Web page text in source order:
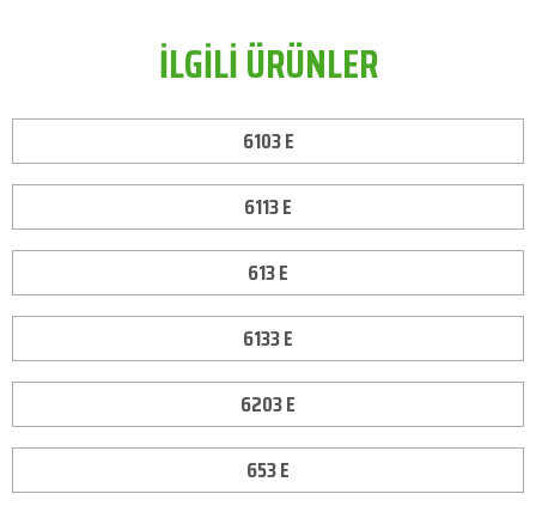
İLGİLİ ÜRÜNLER
6103 E
6113 E
613 E
6133 E
6203 E
653 E